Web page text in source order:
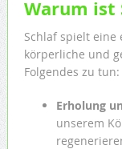
Warum ist
Schlaf spielt eine
körperliche und
Folgendes zu tun:
Erholung
unserem